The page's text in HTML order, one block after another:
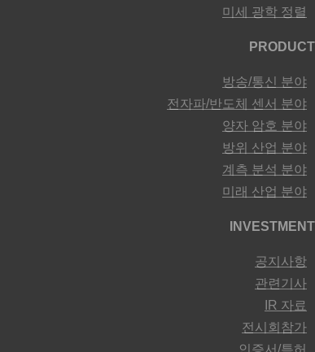
미세 광학 정렬
PRODUCT
방송/통신 분야
전자파/반도체 센서 분야
양자 암호 분야
방위 산업 분야
계측 분석 분야
미래 산업 분야
INVESTMENT
공지사항
관련기사
IR 자료
전시회참가
인증서/특허